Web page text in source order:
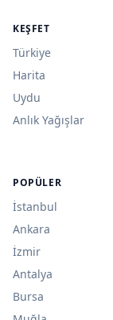
KEŞFET
Türkiye
Harita
Uydu
Anlık Yağışlar
POPÜLER
İstanbul
Ankara
İzmir
Antalya
Bursa